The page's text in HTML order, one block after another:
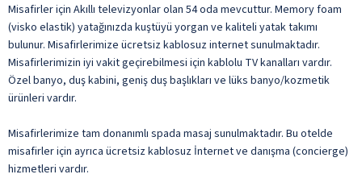
Misafirler için Akıllı televizyonlar olan 54 oda mevcuttur. Memory foam
(visko elastik) yatağınızda kuştüyü yorgan ve kaliteli yatak takımı
bulunur. Misafirlerimize ücretsiz kablosuz internet sunulmaktadır.
Misafirlerimizin iyi vakit geçirebilmesi için kablolu TV kanalları vardır.
Özel banyo, duş kabini, geniş duş başlıkları ve lüks banyo/kozmetik
ürünleri vardır.
Misafirlerimize tam donanımlı spada masaj sunulmaktadır. Bu otelde
misafirler için ayrıca ücretsiz kablosuz İnternet ve danışma (concierge)
hizmetleri vardır.